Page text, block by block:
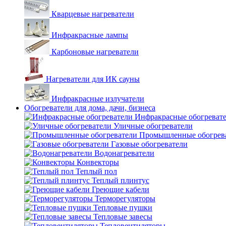
Кварцевые нагреватели
Инфракрасные лампы
Карбоновые нагреватели
Нагреватели для ИК сауны
Инфракрасные излучатели
Обогреватели для дома, дачи, бизнеса
Инфракрасные
Уличные обогреватели
Промышленные
Газовые обогреватели
Водонагреватели
Конвекторы
Теплый пол
Теплый плинтус
Греющие кабели
Терморегуляторы
Тепловые пушки
Тепловые завесы